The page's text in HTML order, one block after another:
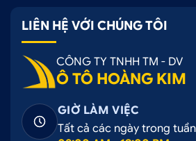
LIÊN HỆ VỚI CHÚNG TÔI
CÔNG TY TNHH TM - DV
Ô TÔ HOÀNG KIM
GIỜ LÀM VIỆC
Tất cả các ngày trong tuần